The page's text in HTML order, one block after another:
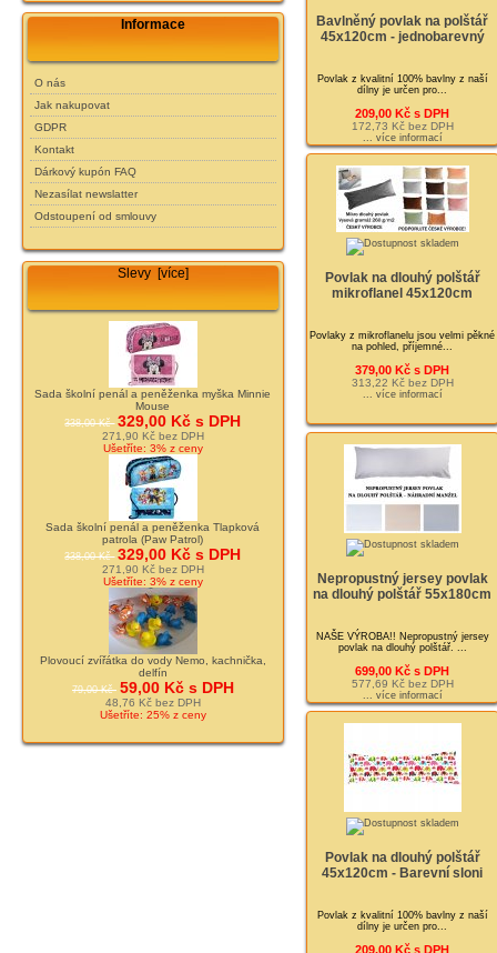
Informace
O nás
Jak nakupovat
GDPR
Kontakt
Dárkový kupón FAQ
Nezasílat newslatter
Odstoupení od smlouvy
Slevy [více]
Sada školní penál a peněženka myška Minnie
Mouse
338,00 Kč 329,00 Kč s DPH
271,90 Kč bez DPH
Ušetříte: 3% z ceny
Sada školní penál a peněženka Tlapková
patrola (Paw Patrol)
338,00 Kč 329,00 Kč s DPH
271,90 Kč bez DPH
Ušetříte: 3% z ceny
Plovoucí zvířátka do vody Nemo, kachnička,
delfín
79,00 Kč 59,00 Kč s DPH
48,76 Kč bez DPH
Ušetříte: 25% z ceny
Bavlněný povlak na polštář
45x120cm - jednobarevný
Povlak z kvalitní 100% bavlny z naší
dílny je určen pro...
209,00 Kč s DPH
172,73 Kč bez DPH
... více informací
Povlak na dlouhý polštář
mikroflanel 45x120cm
Povlaky z mikroflanelu jsou velmi pěkné
na pohled, příjemné...
379,00 Kč s DPH
313,22 Kč bez DPH
... více informací
Nepropustný jersey povlak
na dlouhý polštář 55x180cm
NAŠE VÝROBA!! Nepropustný jersey
povlak na dlouhý polštář. ...
699,00 Kč s DPH
577,69 Kč bez DPH
... více informací
Povlak na dlouhý polštář
45x120cm - Barevní sloni
Povlak z kvalitní 100% bavlny z naší
dílny je určen pro...
209,00 Kč s DPH